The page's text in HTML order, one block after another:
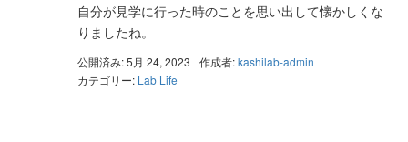
自分が見学に行った時のことを思い出して懐かしくな
りましたね。
公開済み: 5月 24, 2023 作成者:kashilab-admin
カテゴリー: Lab Life